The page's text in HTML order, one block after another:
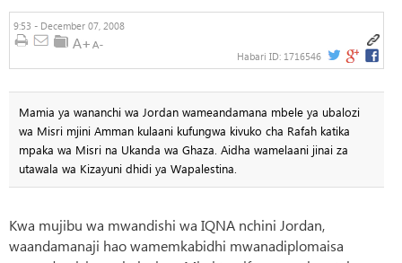
9:53 - December 07, 2008
Habari ID: 1716546
Mamia ya wananchi wa Jordan wameandamana mbele ya ubalozi
wa Misri mjini Amman kulaani kufungwa kivuko cha Rafah katika
mpaka wa Misri na Ukanda wa Ghaza. Aidha wamelaani jinai za
utawala wa Kizayuni dhidi ya Wapalestina.
Kwa mujibu wa mwandishi wa IQNA nchini Jordan,
waandamanaji hao wamemkabidhi mwanadiplomaisa